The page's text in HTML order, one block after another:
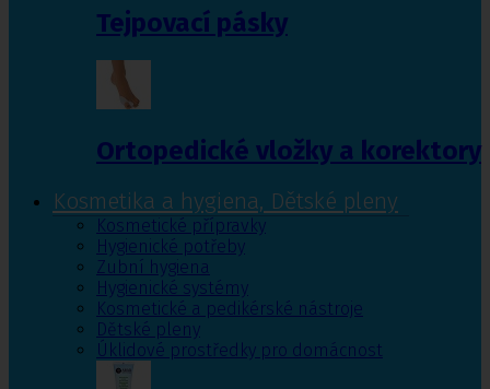
Tejpovací pásky
Ortopedické vložky a korektory
Kosmetika a hygiena, Dětské pleny
Kosmetické přípravky
Hygienické potřeby
Zubní hygiena
Hygienické systémy
Kosmetické a pedikérské nástroje
Dětské pleny
Úklidové prostředky pro domácnost